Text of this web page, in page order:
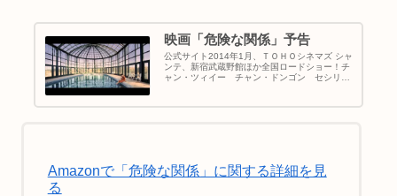
映画「危険な関係」予告
公式サイト2014年1月、ＴＯＨＯシネマズ シャ
ンテ、新宿武蔵野館ほか全国ロードショー！チ
ャン・ツィイー チャン・ドンゴン セシリ
Amazonで「危険な関係」に関する詳細を見
る